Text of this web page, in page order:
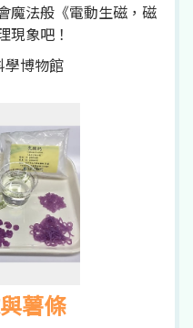
魔法般《電動生磁，磁
現象吧！
博物館
薯條